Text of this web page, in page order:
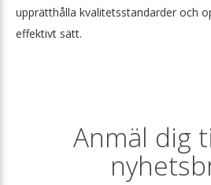
upprätthålla kvalitetsstandarder och
effektivt sätt.
Anmäl dig